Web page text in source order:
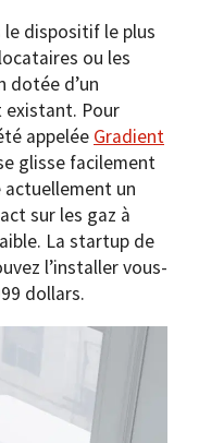
le dispositif le plus
ou les
dotée d’un
existant. Pour
appelée Gradient
glisse facilement
un
sur les gaz à
La startup de
l’installer vous-
dollars.